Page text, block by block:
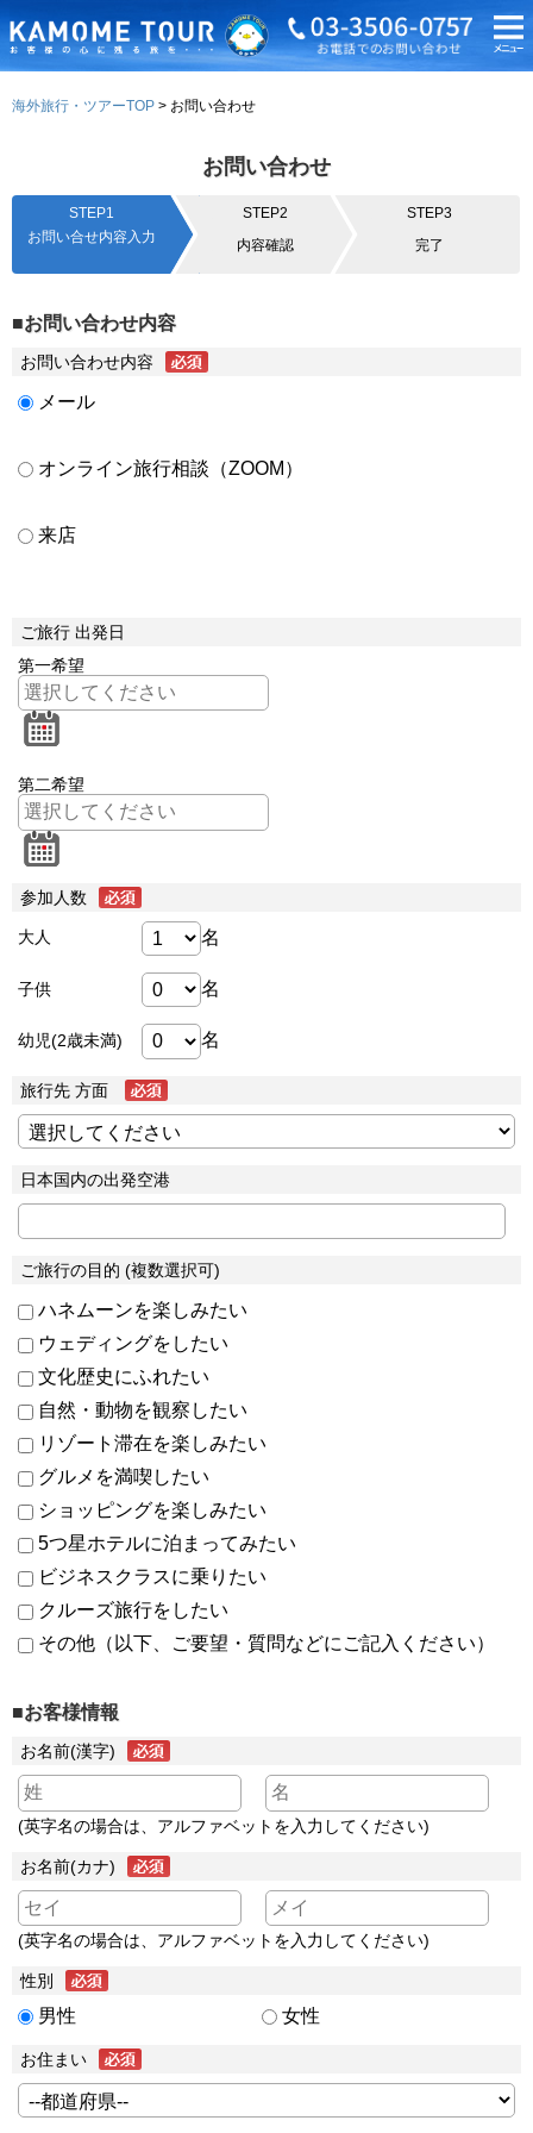
海外旅行・ツアーTOP お問い合わせ
お問い合わせ
STEP1
お問い合せ内容入力
STEP2
内容確認
STEP3
完了
■お問い合わせ内容
お問い合わせ内容
メール
オンライン旅行相談（ZOOM）
来店
ご旅行 出発日
第一希望
第二希望
参加人数
大人 名
子供 名
幼児(2歳未満) 名
旅行先 方面
日本国内の出発空港
ご旅行の目的 (複数選択可)
ハネムーンを楽しみたい
ウェディングをしたい
文化歴史にふれたい
自然・動物を観察したい
リゾート滞在を楽しみたい
グルメを満喫したい
ショッピングを楽しみたい
5つ星ホテルに泊まってみたい
ビジネスクラスに乗りたい
クルーズ旅行をしたい
その他（以下、ご要望・質問などにご記入ください）
■お客様情報
お名前(漢字)
(英字名の場合は、アルファベットを入力してください)
お名前(カナ)
(英字名の場合は、アルファベットを入力してください)
性別
男性 女性
お住まい